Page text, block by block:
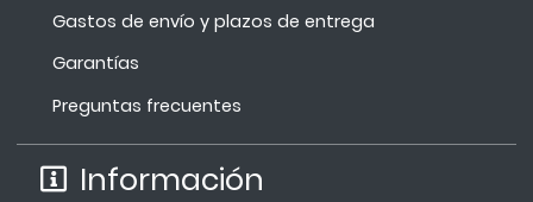
Gastos de envío y plazos de entrega
Garantías
Preguntas frecuentes
Información